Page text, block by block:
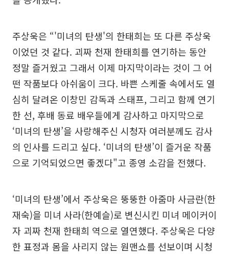
주상욱은 “'미녀의 탄생'의 한태희는 또 다른 주상욱
이었던 것 같다. 괴짜 천재 한태희를 연기하는 동안
정말 즐거웠고 그래서 이제 마지막이라는 것이 그 어
떤 작품보다 아쉬움이 크다. 바쁜 스케줄 속에서도 열
심히 달려온 이창민 감독과 스태프, 그리고 함께 연기
한 선, 후배 동료 배우들에게 감사하고 마지막으로
‘미녀의 탄생’을 사랑해주신 시청자 여러분께도 감사
의 인사를 드리고 싶다. ‘미녀의 탄생’이 즐거운 작품
으로 기억되었으면 좋겠다"고 종영 소감을 전했다.
‘미녀의 탄생’에서 주상욱은 뚱뚱한 아줌마 사금란(한
재숙)을 미녀 사라(한예슬)로 변신시킨 미녀 메이커이
자 괴짜 천재 한태희 역으로 열연했다. 주상욱은 다양
한 표정과 몸을 사리지 않는 원맨쇼를 선보이며 시청